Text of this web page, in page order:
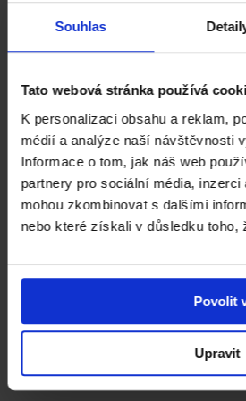
Souhlas
Tato webová stránka používá
K personalizaci obsahu a reklam,
médií a analýze naší návštěvnosti
Informace o tom, jak náš web
partnery pro sociální média,
mohou zkombinovat s dalšími
nebo které získali v důsledku toho,
Povolit
Upravit
Staňte se členem Klubu
podpořte nás.
PAGES.INDEX.CLUB-
GLOBAL.MENU.BUILDINGS
Generální partner